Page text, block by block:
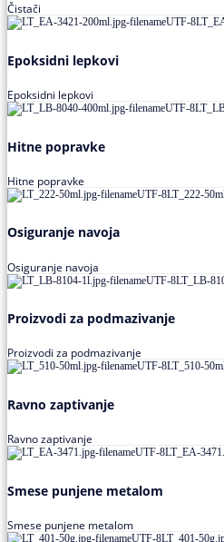
Čistači
Epoksidni lepkovi
Epoksidni lepkovi
Hitne popravke
Hitne popravke
Osiguranje navoja
Osiguranje navoja
Proizvodi za podmazivanje
Proizvodi za podmazivanje
Ravno zaptivanje
Ravno zaptivanje
Smese punjene metalom
Smese punjene metalom